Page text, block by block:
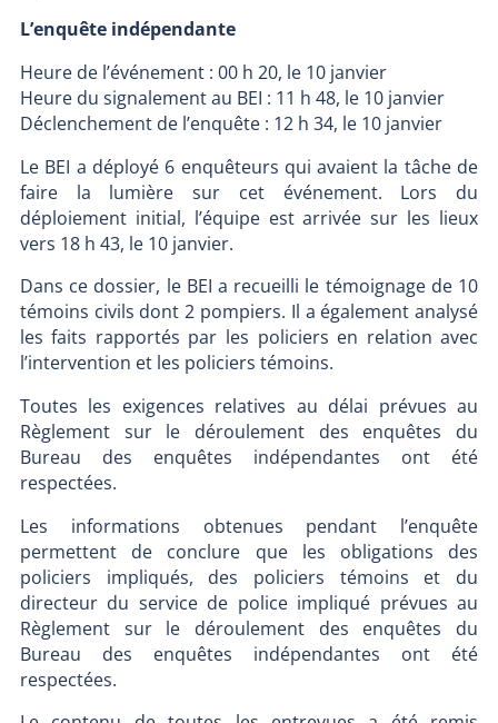
L’enquête indépendante
Heure de l’événement : 00 h 20, le 10 janvier
Heure du signalement au BEI : 11 h 48, le 10 janvier
Déclenchement de l’enquête : 12 h 34, le 10 janvier
Le BEI a déployé 6 enquêteurs qui avaient la tâche de
faire la lumière sur cet événement. Lors du
déploiement initial, l’équipe est arrivée sur les lieux
vers 18 h 43, le 10 janvier.
Dans ce dossier, le BEI a recueilli le témoignage de 10
témoins civils dont 2 pompiers. Il a également analysé
les faits rapportés par les policiers en relation avec
l’intervention et les policiers témoins.
Toutes les exigences relatives au délai prévues au
Règlement sur le déroulement des enquêtes du
Bureau des enquêtes indépendantes ont été
respectées.
Les informations obtenues pendant l’enquête
permettent de conclure que les obligations des
policiers impliqués, des policiers témoins et du
directeur du service de police impliqué prévues au
Règlement sur le déroulement des enquêtes du
Bureau des enquêtes indépendantes ont été
respectées.